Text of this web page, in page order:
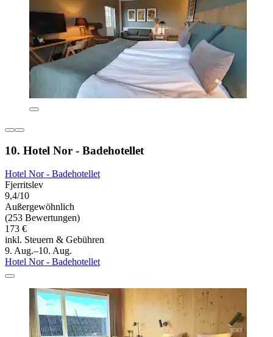
10. Hotel Nor - Badehotellet
Hotel Nor - Badehotellet
Fjerritslev
9,4/10
Außergewöhnlich
(253 Bewertungen)
173 €
inkl. Steuern & Gebühren
9. Aug.–10. Aug.
Hotel Nor - Badehotellet